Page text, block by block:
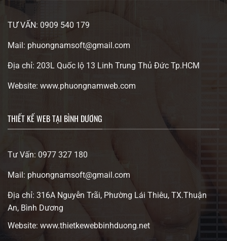
TƯ VẤN: 0909 540 179
Mail: phuongnamsoft@gmail.com
Địa chỉ: 203L Quốc lộ 13 Linh Trung Thủ Đức Tp.HCM
Website: www.phuongnamweb.com
THIẾT KẾ WEB TẠI BÌNH DƯƠNG
Tư Vấn: 0977 327 180
Mail: phuongnamsoft@gmail.com
Địa chỉ: 316A Nguyễn Trãi, Phường Lái Thiêu, TX.Thuận
An, Bình Dương
Website: www.thietkewebbinhduong.net